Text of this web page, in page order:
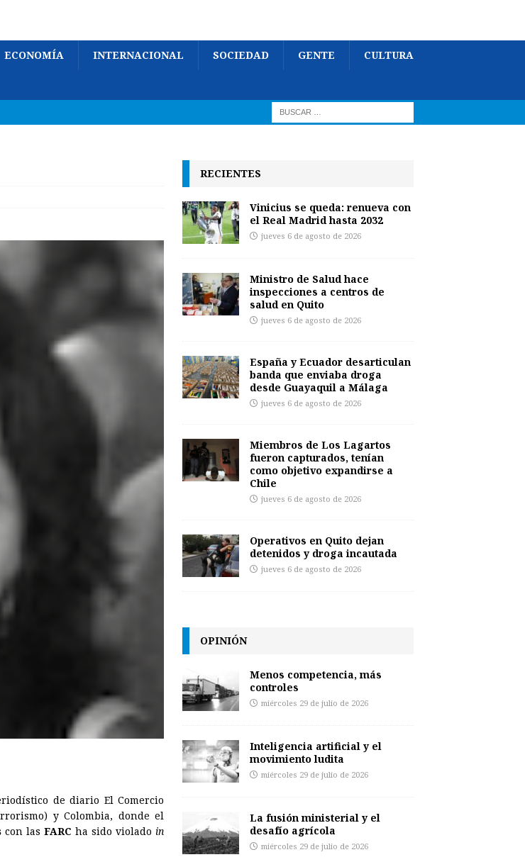
ECONOMÍA INTERNACIONAL SOCIEDAD GENTE CULTURA
de diario El Comercio
y Colombia, donde el
con las FARC ha sido violado in
RECIENTES
Vinicius se queda: renueva con
el Real Madrid hasta 2032
jueves 6 de agosto de 2026
Ministro de Salud hace
inspecciones a centros de
salud en Quito
jueves 6 de agosto de 2026
España y Ecuador desarticulan
banda que enviaba droga
desde Guayaquil a Málaga
jueves 6 de agosto de 2026
Miembros de Los Lagartos
fueron capturados, tenían
como objetivo expandirse a
Chile
jueves 6 de agosto de 2026
Operativos en Quito dejan
detenidos y droga incautada
jueves 6 de agosto de 2026
OPINIÓN
Menos competencia, más
controles
miércoles 29 de julio de 2026
Inteligencia artificial y el
movimiento ludita
miércoles 29 de julio de 2026
La fusión ministerial y el
desafío agrícola
miércoles 29 de julio de 2026